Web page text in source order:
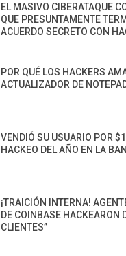
EL MASIVO CIBERATAQUE
QUE PRESUNTAMENTE
ACUERDO SECRETO CON
POR QUÉ LOS HACKERS
ACTUALIZADOR DE
VENDIÓ SU USUARIO POR
HACKEO DEL AÑO EN LA
¡TRAICIÓN INTERNA!
DE COINBASE HACKEARON
CLIENTES”